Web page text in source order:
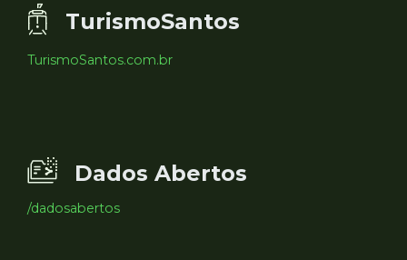
TurismoSantos
TurismoSantos.com.br
Dados Abertos
/dadosabertos